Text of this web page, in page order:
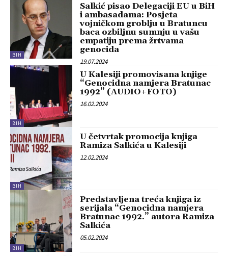
BIH
Salkić pisao Delegaciji EU u BiH
i ambasadama: Posjeta
vojničkom groblju u Bratuncu
baca ozbiljnu sumnju u vašu
empatiju prema žrtvama
genocida
19.07.2024
BIH
U Kalesiji promovisana knjige
“Genocidna namjera Bratunac
1992” (AUDIO+FOTO)
16.02.2024
BIH
U četvrtak promocija knjiga
Ramiza Salkića u Kalesiji
12.02.2024
BIH
Predstavljena treća knjiga iz
serijala “Genocidna namjera
Bratunac 1992.” autora Ramiza
Salkića
05.02.2024